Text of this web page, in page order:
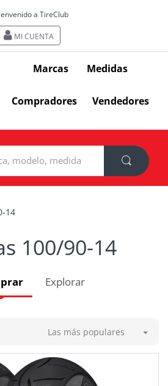
a TireClub
MI CUENTA
Marcas Medidas
Compradores Vendedores
14
100/90-14
Explorar
Las más populares